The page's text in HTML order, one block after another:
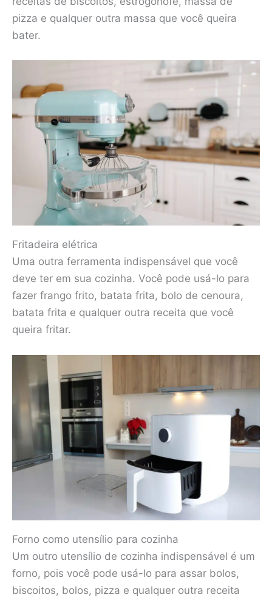
pizza e qualquer outra massa que você queira
bater.
Fritadeira elétrica
Uma outra ferramenta indispensável que você
deve ter em sua cozinha. Você pode usá-lo para
fazer frango frito, batata frita, bolo de cenoura,
batata frita e qualquer outra receita que você
queira fritar.
Forno como utensílio para cozinha
Um outro utensílio de cozinha indispensável é um
forno, pois você pode usá-lo para assar bolos,
biscoitos, bolos, pizza e qualquer outra receita